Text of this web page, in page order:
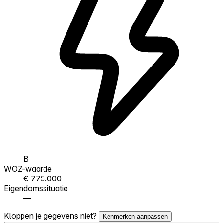
B
WOZ-waarde
€ 775.000
Eigendomssituatie
—
Kloppen je gegevens niet?
Kenmerken aanpassen